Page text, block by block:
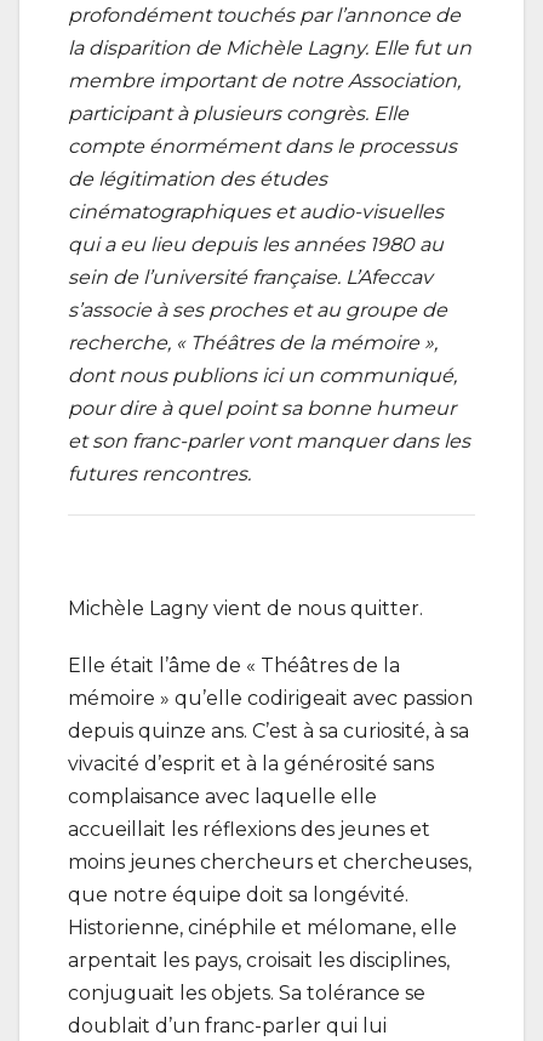
profondément touchés par l’annonce de
la disparition de Michèle Lagny. Elle fut un
membre important de notre Association,
participant à plusieurs congrès. Elle
compte énormément dans le processus
de légitimation des études
cinématographiques et audio-visuelles
qui a eu lieu depuis les années 1980 au
sein de l’université française. L’Afeccav
s’associe à ses proches et au groupe de
recherche, « Théâtres de la mémoire »,
dont nous publions ici un communiqué,
pour dire à quel point sa bonne humeur
et son franc-parler vont manquer dans les
futures rencontres.
Michèle Lagny vient de nous quitter.
Elle était l’âme de « Théâtres de la
mémoire » qu’elle codirigeait avec passion
depuis quinze ans. C’est à sa curiosité, à sa
vivacité d’esprit et à la générosité sans
complaisance avec laquelle elle
accueillait les réflexions des jeunes et
moins jeunes chercheurs et chercheuses,
que notre équipe doit sa longévité.
Historienne, cinéphile et mélomane, elle
arpentait les pays, croisait les disciplines,
conjuguait les objets. Sa tolérance se
doublait d’un franc-parler qui lui